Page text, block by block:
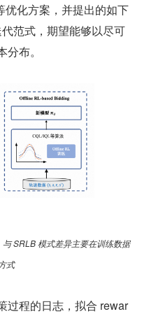
优化方案，并提出的如下
范式，期望能够以尽可
布。
SRLB 模式差异主要在训练数据
式
过程的日志，拟合 rewar